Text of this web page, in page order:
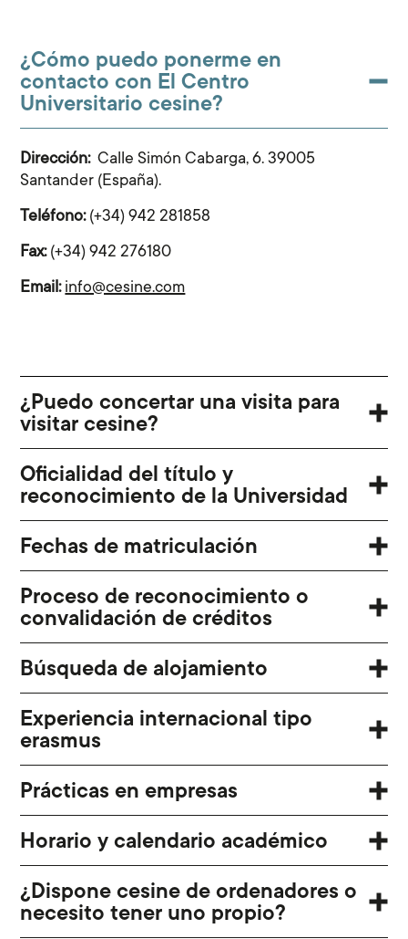
¿Cómo puedo ponerme en
contacto con El Centro
Universitario cesine?
Dirección:Calle Simón Cabarga, 6. 39005
Santander (España).
Teléfono:(+34) 942 281858
Fax:(+34) 942 276180
Email: info@cesine.com
¿Puedo concertar una visita para
visitar cesine?
Oficialidad del título y
reconocimiento de la Universidad
Fechas de matriculación
Proceso de reconocimiento o
convalidación de créditos
Búsqueda de alojamiento
Experiencia internacional tipo
erasmus
Prácticas en empresas
Horario y calendario académico
¿Dispone cesine de ordenadores o
necesito tener uno propio?